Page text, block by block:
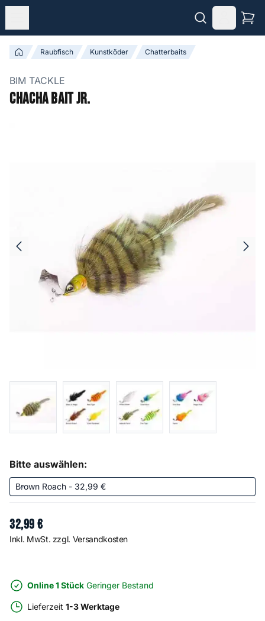
Raubfisch Kunstköder Chatterbaits
BIM TACKLE
Chacha Bait Jr.
Bitte auswählen:
32,99€
Inkl. MwSt. zzgl. Versandkosten
Online 1 Stück Geringer Bestand
Lieferzeit 1-3 Werktage